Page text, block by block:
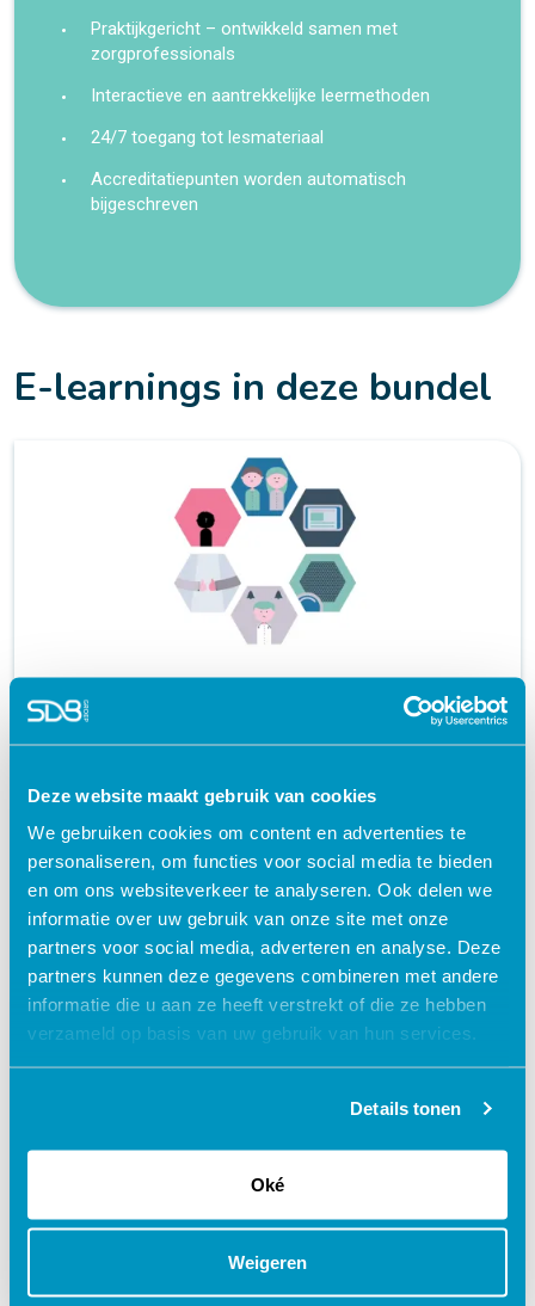
Deze website maakt gebruik van cookies
We gebruiken cookies om content en advertenties te
personaliseren, om functies voor social media te bieden
en om ons websiteverkeer te analyseren. Ook delen we
informatie over uw gebruik van onze site met onze
partners voor social media, adverteren en analyse. Deze
partners kunnen deze gegevens combineren met andere
informatie die u aan ze heeft verstrekt of die ze hebben
verzameld op basis van uw gebruik van hun services.
Details tonen
Oké
Weigeren
Praktijkgericht – ontwikkeld samen met
zorgprofessionals
Interactieve en aantrekkelijke leermethoden
24/7 toegang tot lesmateriaal
Accreditatiepunten worden automatisch
bijgeschreven
E-learnings in deze bundel
Zeldzaam in de praktijk - Jeugdartsen
Zorg en welzijn
certificaat
schedule 60 MINUTEN
Neurofibromatose type 1 voor
jeugdartsen